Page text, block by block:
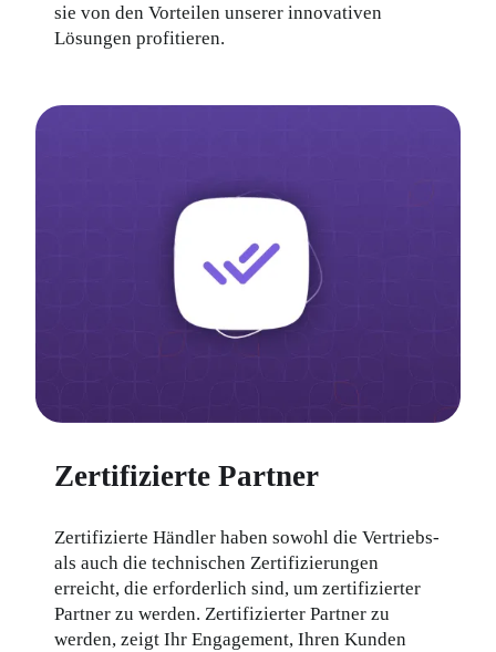
sie von den Vorteilen unserer innovativen
Lösungen profitieren.
Zertifizierte Partner
Zertifizierte Händler haben sowohl die Vertriebs-
als auch die technischen Zertifizierungen
erreicht, die erforderlich sind, um zertifizierter
Partner zu werden. Zertifizierter Partner zu
werden, zeigt Ihr Engagement, Ihren Kunden